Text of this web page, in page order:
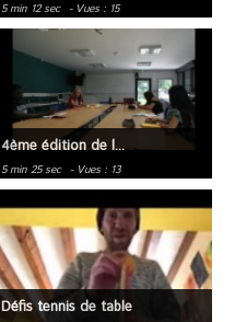
5 min 12 sec - Vues : 15
4ème édition de l...
5 min 25 sec - Vues : 13
Défis tennis de table